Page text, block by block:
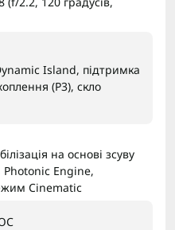
Island, підтримка
(P3), скло
на основі зсуву
Photonic Engine,
Cinematic